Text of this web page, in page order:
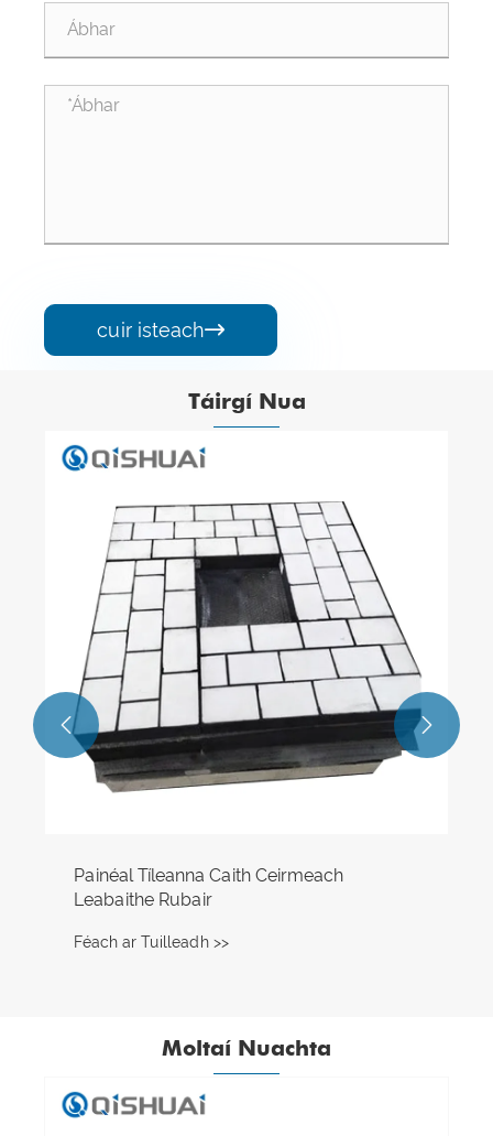
cuir isteach
Táirgí Nua
Soic Burner
Féach ar Tuilleadh >>
 
Moltaí Nuachta